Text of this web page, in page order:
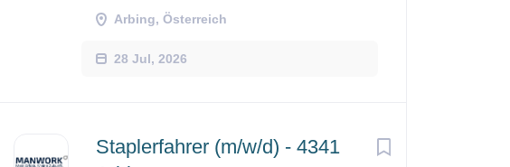
Arbing, Österreich
28 Jul, 2026
Staplerfahrer (m/w/d) - 4341